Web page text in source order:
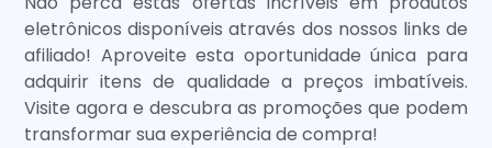
eletrônicos disponíveis através dos nossos links de
afiliado! Aproveite esta oportunidade única para
adquirir itens de qualidade a preços imbatíveis.
Visite agora e descubra as promoções que podem
transformar sua experiência de compra!